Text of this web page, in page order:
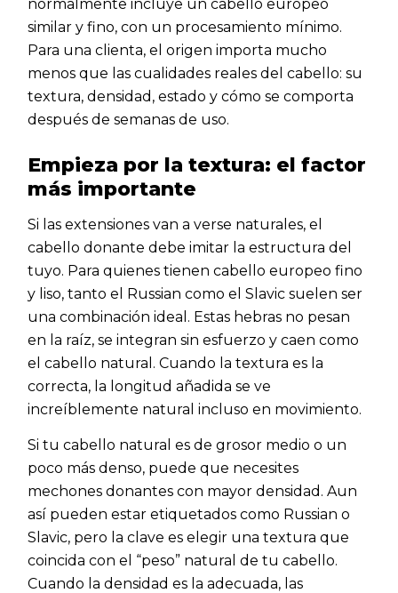
normalmente incluye un cabello europeo
similar y fino, con un procesamiento mínimo.
Para una clienta, el origen importa mucho
menos que las cualidades reales del cabello: su
textura, densidad, estado y cómo se comporta
después de semanas de uso.
Empieza por la textura: el factor
más importante
Si las extensiones van a verse naturales, el
cabello donante debe imitar la estructura del
tuyo. Para quienes tienen cabello europeo fino
y liso, tanto el Russian como el Slavic suelen ser
una combinación ideal. Estas hebras no pesan
en la raíz, se integran sin esfuerzo y caen como
el cabello natural. Cuando la textura es la
correcta, la longitud añadida se ve
increíblemente natural incluso en movimiento.
Si tu cabello natural es de grosor medio o un
poco más denso, puede que necesites
mechones donantes con mayor densidad. Aun
así pueden estar etiquetados como Russian o
Slavic, pero la clave es elegir una textura que
coincida con el “peso” natural de tu cabello.
Cuando la densidad es la adecuada, las